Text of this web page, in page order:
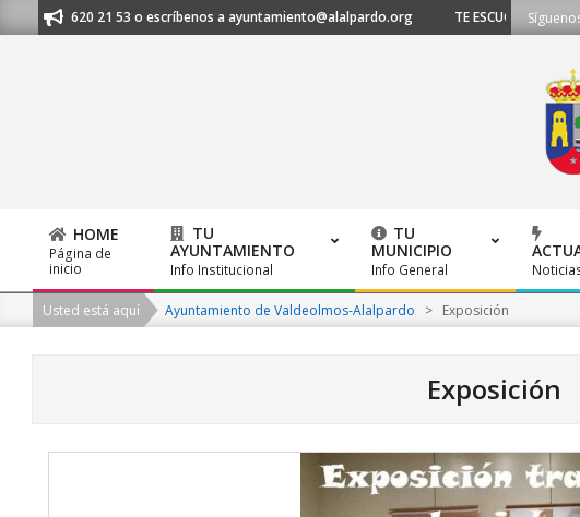
to
al 91 620 21 53 o escríbenos a ayuntamiento@alalpardo.org TE ESCUCHAMOS -
Primary
Navigation
Menu
HOME
Página de
inicio
TU
AYUNTAMIENTO
Info Institucional
TU
MUNICIPIO
Info General
Usted está aquí Ayuntamiento de Valdeolmos-Alalpardo > Exposición
Exposición